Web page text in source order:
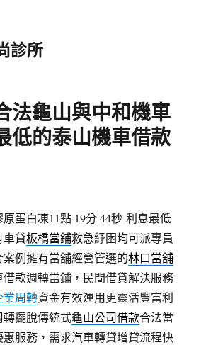
診所
法龜山與中和機車
低的泰山機車借款
蛋白凍11點 19分 44秒 利息最低
車貸板橋當鋪救急紓困均可派專員
例擁有當舖經營管選的林口當舖
款週轉當鋪，民間借貸解決服務
業周轉資金有效運用更靈活豐富利
擺脫傳統式龜山公司借款合法當
服務，需求汽車轉貸增貸流程快